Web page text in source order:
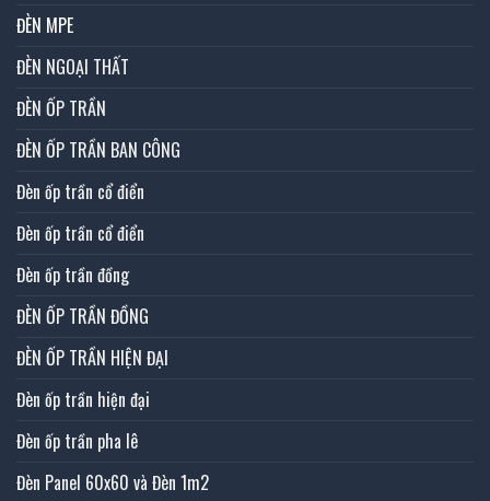
ĐÈN MPE
ĐÈN NGOẠI THẤT
ĐÈN ỐP TRẦN
ĐÈN ỐP TRẦN BAN CÔNG
Đèn ốp trần cổ điển
Đèn ốp trần cổ điển
Đèn ốp trần đồng
ĐÈN ỐP TRẦN ĐỒNG
ĐÈN ỐP TRẦN HIỆN ĐẠI
Đèn ốp trần hiện đại
Đèn ốp trần pha lê
Đèn Panel 60x60 và Đèn 1m2